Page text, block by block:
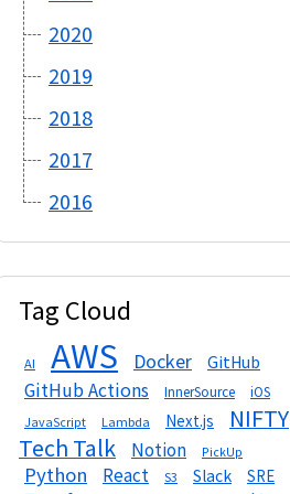
2020
2019
2018
2017
2016
Tag Cloud
AI AWS Docker GitHub
GitHub Actions InnerSource iOS
JavaScript Lambda Next.js
NIFTY
Tech Talk
Notion PickUp
Python React S3 Slack SRE